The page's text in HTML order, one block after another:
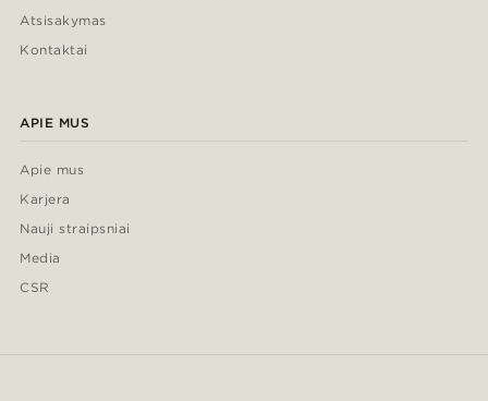
Atsisakymas
Kontaktai
APIE MUS
Apie mus
Karjera
Nauji straipsniai
Media
CSR